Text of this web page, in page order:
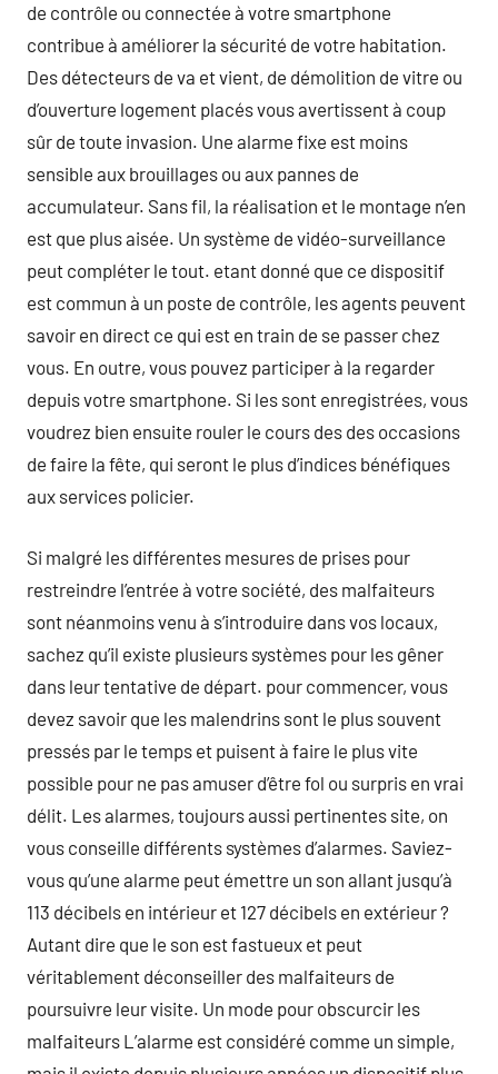
de contrôle ou connectée à votre smartphone
contribue à améliorer la sécurité de votre habitation.
Des détecteurs de va et vient, de démolition de vitre ou
d’ouverture logement placés vous avertissent à coup
sûr de toute invasion. Une alarme fixe est moins
sensible aux brouillages ou aux pannes de
accumulateur. Sans fil, la réalisation et le montage n’en
est que plus aisée. Un système de vidéo-surveillance
peut compléter le tout. etant donné que ce dispositif
est commun à un poste de contrôle, les agents peuvent
savoir en direct ce qui est en train de se passer chez
vous. En outre, vous pouvez participer à la regarder
depuis votre smartphone. Si les sont enregistrées, vous
voudrez bien ensuite rouler le cours des des occasions
de faire la fête, qui seront le plus d’indices bénéfiques
aux services policier.
Si malgré les différentes mesures de prises pour
restreindre l’entrée à votre société, des malfaiteurs
sont néanmoins venu à s’introduire dans vos locaux,
sachez qu’il existe plusieurs systèmes pour les gêner
dans leur tentative de départ. pour commencer, vous
devez savoir que les malendrins sont le plus souvent
pressés par le temps et puisent à faire le plus vite
possible pour ne pas amuser d’être fol ou surpris en vrai
délit. Les alarmes, toujours aussi pertinentes site, on
vous conseille différents systèmes d’alarmes. Saviez-
vous qu’une alarme peut émettre un son allant jusqu’à
113 décibels en intérieur et 127 décibels en extérieur ?
Autant dire que le son est fastueux et peut
véritablement déconseiller des malfaiteurs de
poursuivre leur visite. Un mode pour obscurcir les
malfaiteurs L’alarme est considéré comme un simple,